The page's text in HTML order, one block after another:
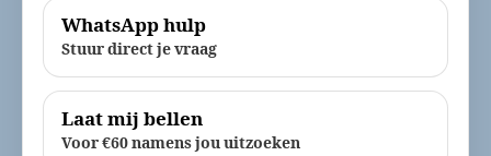
WhatsApp hulp
Stuur direct je vraag
Laat mij bellen
Voor €60 namens jou uitzoeken